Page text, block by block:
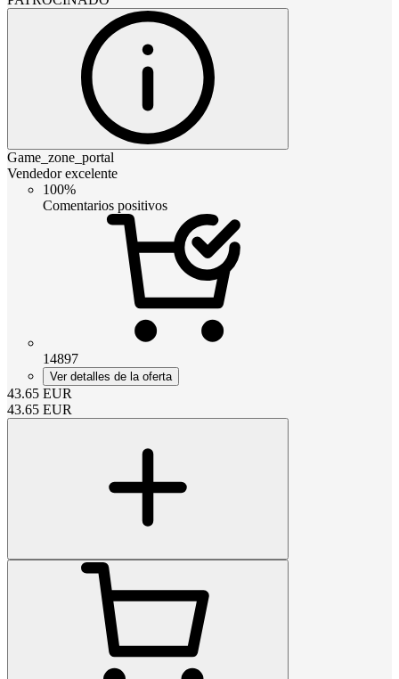
Game_zone_portal
Vendedor excelente
100%
Comentarios positivos
14897
Ver detalles de la oferta
43.65 EUR
43.65 EUR